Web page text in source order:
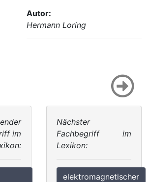
Autor:
Hermann Loring
im
Nächster
Fachbegriff im
Lexikon:
elektromagnetischer